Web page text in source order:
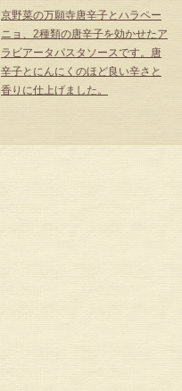
京野菜の万願寺唐辛子とハラペー
ニョ、2種類の唐辛子を効かせたア
ラビアータパスタソースです。唐
辛子とにんにくのほど良い辛さと
香りに仕上げました。